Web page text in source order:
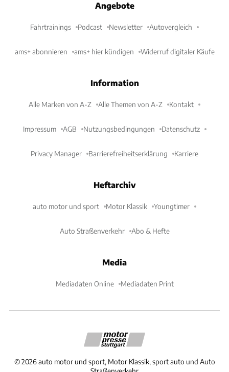
Angebote
Fahrtrainings Podcast Newsletter Autovergleich
ams+ abonnieren ams+ hier kündigen Widerruf digitaler Käufe
Information
Alle Marken von A-Z Alle Themen von A-Z Kontakt
Impressum AGB Nutzungsbedingungen Datenschutz
Privacy Manager Barrierefreiheitserklärung Karriere
Heftarchiv
auto motor und sport Motor Klassik Youngtimer
Auto Straßenverkehr Abo & Hefte
Media
Mediadaten Online Mediadaten Print
©2026 auto motor und sport, Motor Klassik, sport auto und Auto